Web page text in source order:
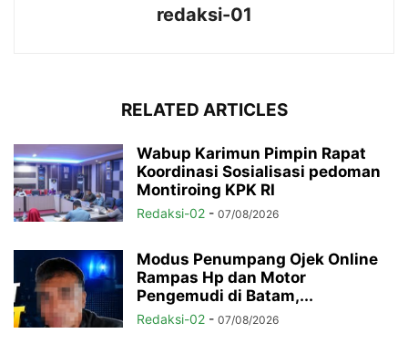
redaksi-01
RELATED ARTICLES
Wabup Karimun Pimpin Rapat
Koordinasi Sosialisasi pedoman
Montiroing KPK RI
Redaksi-02 - 07/08/2026
Modus Penumpang Ojek Online
Rampas Hp dan Motor
Pengemudi di Batam,...
Redaksi-02 - 07/08/2026